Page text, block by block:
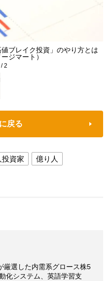
ブレイク投資」のやり方とは
ジマート）
/2
戻る
投資家
億り人
厳選した内需系グロース株5
化システム、英語学習支